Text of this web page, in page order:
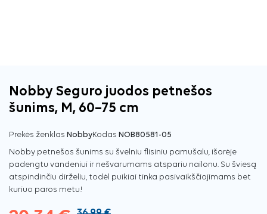
Nobby Seguro juodos petnešos
šunims, M, 60–75 cm
Prekės ženklas NobbyKodas NOB80581-05
Nobby petnešos šunims su švelniu flisiniu pamušalu, išorėje
padengtu vandeniui ir nešvarumams atspariu nailonu. Su šviesą
atspindinčiu dirželiu, todėl puikiai tinka pasivaikščiojimams bet
kuriuo paros metu!